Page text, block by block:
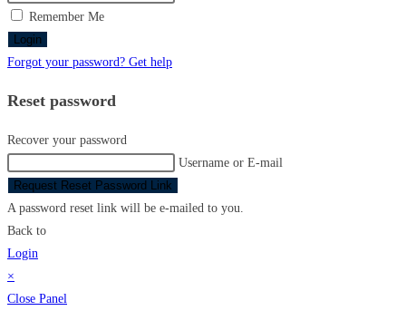
Remember Me
Login
Forgot your password? Get help
Reset password
Recover your password
Username or E-mail
Request Reset Password Link
A password reset link will be e-mailed to you.
Back to
Login
×
Close Panel